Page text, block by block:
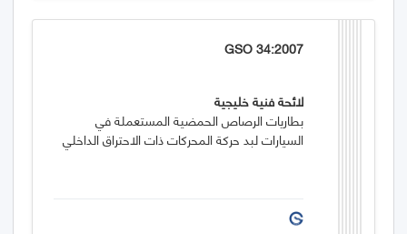
GSO 34:2007
لائحة فنية خليجية
بطاريات الرصاص الحمضية المستعملة في
السيارات لبد حركة المحركات ذات الاحتراق الداخلي